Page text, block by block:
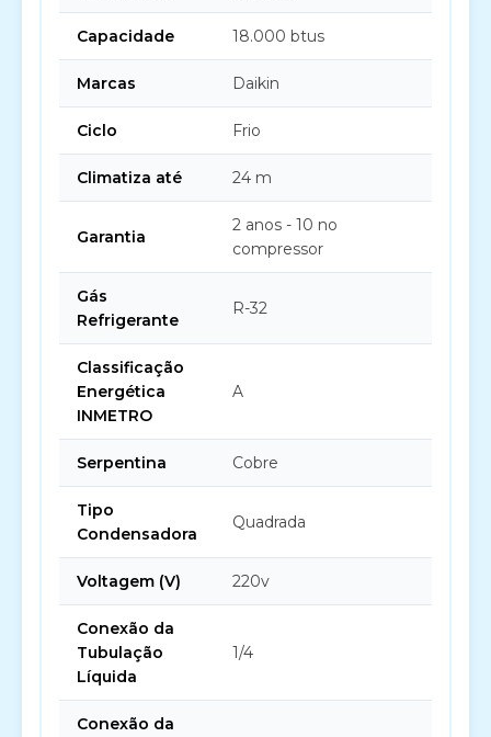
Capacidade 18.000 btus
Marcas Daikin
Ciclo Frio
Climatiza até 24 m
Garantia
2 anos - 10 no
compressor
Gás
Refrigerante
R-32
Classificação
Energética
INMETRO
A
Serpentina Cobre
Tipo
Condensadora
Quadrada
Voltagem (V) 220v
Conexão da
Tubulação
Líquida
1/4
Conexão da